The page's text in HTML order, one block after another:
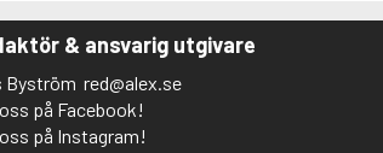
& ansvarig utgivare
Byström red@alex.se
på Facebook!
på Instagram!